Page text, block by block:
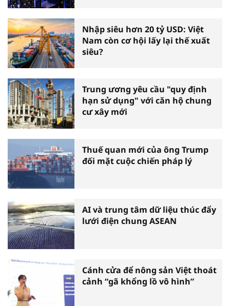
Nhập siêu hơn 20 tỷ USD: Việt
Nam còn cơ hội lấy lại thế xuất
siêu?
Trung ương yêu cầu "quy định
hạn sử dụng" với căn hộ chung
cư xây mới
Thuế quan mới của ông Trump
đối mặt cuộc chiến pháp lý
AI và trung tâm dữ liệu thúc đẩy
lưới điện chung ASEAN
Cánh cửa để nông sản Việt thoát
cảnh “gã khổng lồ vô hình”